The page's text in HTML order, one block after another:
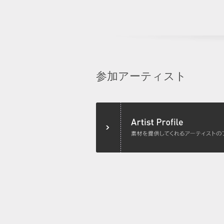
参加アーティスト